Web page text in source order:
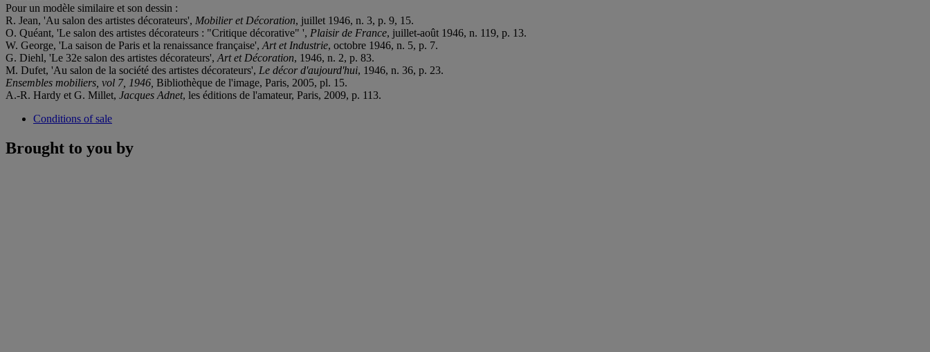
Pour un modèle similaire et son dessin :
R. Jean, 'Au salon des artistes décorateurs', Mobilier et Décoration, juillet 1946, n. 3, p. 9, 15.
O. Quéant, 'Le salon des artistes décorateurs : "Critique décorative" ', Plaisir de France, juillet-août 1946, n. 119, p. 13.
W. George, 'La saison de Paris et la renaissance française', Art et Industrie, octobre 1946, n. 5, p. 7.
G. Diehl, 'Le 32e salon des artistes décorateurs', Art et Décoration, 1946, n. 2, p. 83.
M. Dufet, 'Au salon de la société des artistes décorateurs', Le décor d'aujourd'hui, 1946, n. 36, p. 23.
Ensembles mobiliers, vol 7, 1946 Bibliothèque de l'image, Paris, 2005, pl. 15.
A.-R. Hardy et G. Millet, Jacques Adnet, les éditions de l'amateur, Paris, 2009, p. 113.
Conditions of sale
Brought to you by